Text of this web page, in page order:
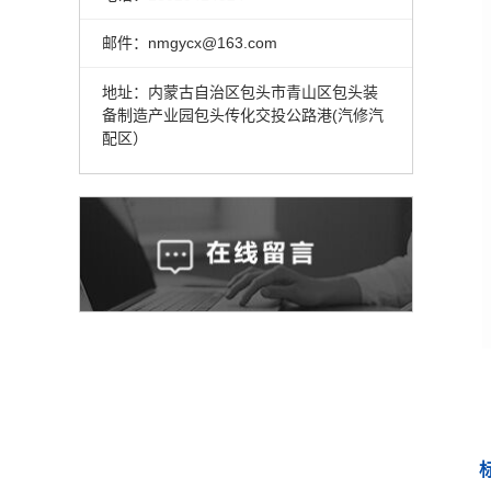
邮件：nmgycx@163.com
地址：内蒙古自治区包头市青山区包头装
备制造产业园包头传化交投公路港(汽修汽
配区）